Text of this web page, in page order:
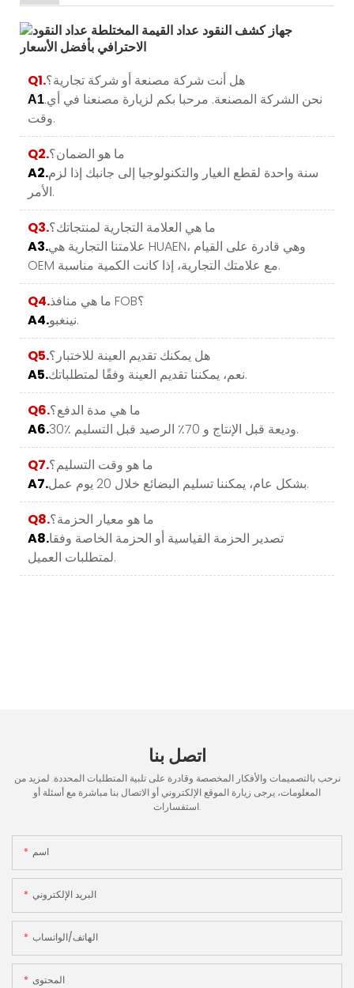
Q1.هل أنت شركة مصنعة أو شركة تجارية؟
A1.نحن الشركة المصنعة. مرحبا بكم لزيارة مصنعنا في أي
وقت.
Q2.ما هو الضمان؟
A2.سنة واحدة لقطع الغيار والتكنولوجيا إلى جانبك إذا لزم
الأمر.
Q3.ما هي العلامة التجارية لمنتجاتك؟
A3.علامتنا التجارية هي HUAEN، وهي قادرة على القيام
OEM مع علامتك التجارية، إذا كانت الكمية مناسبة.
Q4.
ما هي منافذ FOB؟
A4.
نينغبو.
Q5.هل يمكنك تقديم العينة للاختبار؟
A5.
نعم، يمكننا تقديم العينة وفقًا لمتطلباتك.
Q6.ما هي مدة الدفع؟
A6.
30٪ وديعة قبل الإنتاج و 70٪ الرصيد قبل التسليم.
Q7.ما هو وقت التسليم؟
A7.
بشكل عام، يمكننا تسليم البضائع خلال 20 يوم عمل.
Q8.ما هو معيار الحزمة؟
A8.تصدير الحزمة القياسية أو الحزمة الخاصة وفقا
لمتطلبات العميل.
اتصل بنا
نرحب بالتصميمات والأفكار المخصصة وقادرة على تلبية المتطلبات المحددة. لمزيد من
المعلومات، يرجى زيارة الموقع الإلكتروني أو الاتصال بنا مباشرة مع أسئلة أو
استفسارات.
اسم
البريد الإلكتروني
الهاتف/الواتساب
المحتوى